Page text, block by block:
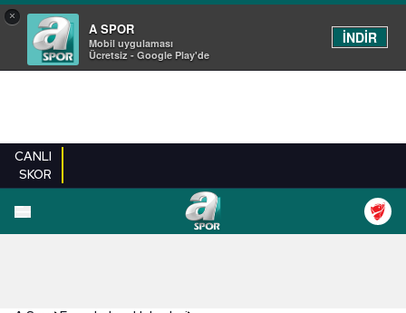
×
A SPOR
Mobil uygulaması
Ücretsiz - Google Play'de
İNDİR
CANLI
SKOR